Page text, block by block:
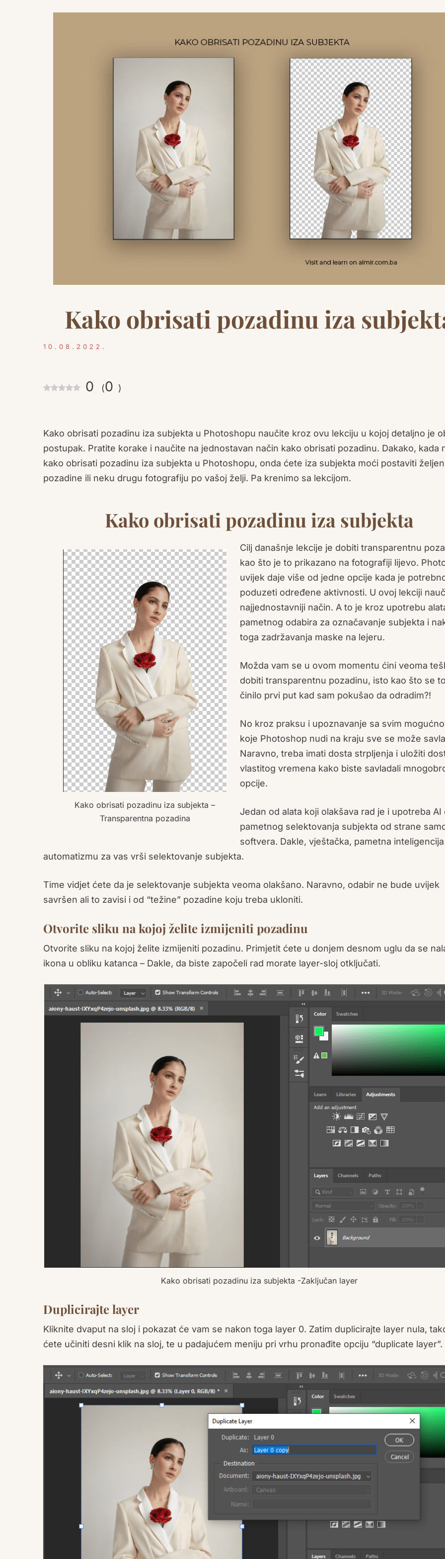
Kako obrisati pozadinu iza
10.08.2022.
0 (0 )
Kako obrisati pozadinu iza subjekta u Photoshopu naučite kroz ovu lekciju u kojoj detaljno je
postupak. Pratite korake i naučite na jednostavan način kako obrisati pozadinu. Dakako, kada
kako obrisati pozadinu iza subjekta u Photoshopu, onda ćete iza subjekta moći postaviti
pozadine ili neku drugu fotografiju po vašoj želji. Pa krenimo sa lekcijom.
Kako obrisati pozadinu iza subjekta
Kako obrisati pozadinu iza subjekta –
Transparentna pozadina
Cilj današnje lekcije je dobiti transparentnu
kao što je to prikazano na fotografiji lijevo.
uvijek daje više od jedne opcije kada je
poduzeti određene aktivnosti. U ovoj lekciji
najjednostavniji način. A to je kroz upotrebu
pametnog odabira za označavanje subjekta i
toga zadržavanja maske na lejeru.
Možda vam se u ovom momentu ćini veoma
dobiti transparentnu pozadinu, isto kao što se
činilo prvi put kad sam pokušao da odradim?!
No kroz praksu i upoznavanje sa svim
koje Photoshop nudi na kraju sve se može
Naravno, treba imati dosta strpljenja i uložiti
vlastitog vremena kako biste savladali
opcije.
Jedan od alata koji olakšava rad je i upotreba AI
pametnog selektovanja subjekta od strane
softvera. Dakle, vještačka, pametna
automatizmu za vas vrši selektovanje subjekta.
Time vidjet ćete da je selektovanje subjekta veoma olakšano. Naravno, odabir ne bude uvijek
savršen ali to zavisi i od “težine” pozadine koju treba ukloniti.
Otvorite sliku na kojoj želite izmijeniti pozadinu
Otvorite sliku na kojoj želite izmijeniti pozadinu. Primjetit ćete u donjem desnom uglu da se
ikona u obliku katanca – Dakle, da biste započeli rad morate layer-sloj otključati.
Kako obrisati pozadinu iza subjekta -Zaključan layer
Duplicirajte layer
Kliknite dvaput na sloj i pokazat će vam se nakon toga layer 0. Zatim duplicirajte layer nula,
ćete učiniti desni klik na sloj, te u padajućem meniju pri vrhu pronađite opciju “duplicate layer”.